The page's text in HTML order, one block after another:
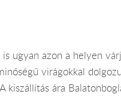
ugyan azon a helyen
virágokkal
kiszállítás ára